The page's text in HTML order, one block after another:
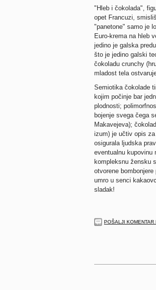
"Hleb i čokolada",
opet Francuzi,
"panetone" samo je
Euro-krema na hleb
jedino je galska
što je jedino galski
čokoladu crunchy
mladost tela
Semiotika čokolade
kojim počinje bar
plodnosti;
bojenje svega čega
Makavejeva);
izum) je učtiv opis
osigurala ljudska
eventualnu kupovinu
kompleksnu žensku
otvorene
umro u senci
sladak!
POŠALJI KOMENTAR